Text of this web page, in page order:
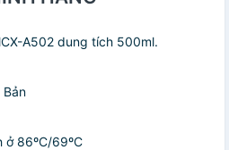
A502 dung tích 500ml.
ở 86ºC/69ºC